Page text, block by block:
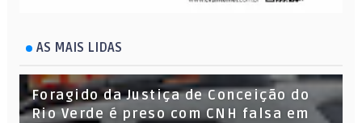
AS MAIS LIDAS
Foragido da Justiça de Conceição do
Rio Verde é preso com CNH falsa em